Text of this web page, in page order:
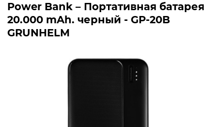
Power Bank – Портативная батарея
20.000 mAh. черный - GP-20B
GRUNHELM